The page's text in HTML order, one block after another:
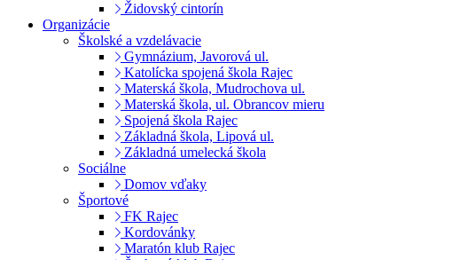
Židovský cintorín
Organizácie
Školské a vzdelávacie
Gymnázium, Javorová ul.
Katolícka spojená škola Rajec
Materská škola, Mudrochova ul.
Materská škola, ul. Obrancov mieru
Spojená škola Rajec
Základná škola, Lipová ul.
Základná umelecká škola
Sociálne
Domov vďaky
Športové
FK Rajec
Kordovánky
Maratón klub Rajec